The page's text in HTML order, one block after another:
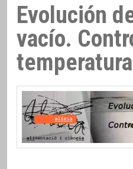
Evolución
vacío.
temperatura